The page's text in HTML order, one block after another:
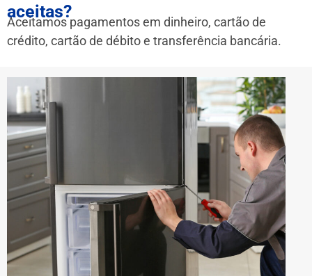
aceitas?
Aceitamos pagamentos em dinheiro, cartão de
crédito, cartão de débito e transferência bancária.